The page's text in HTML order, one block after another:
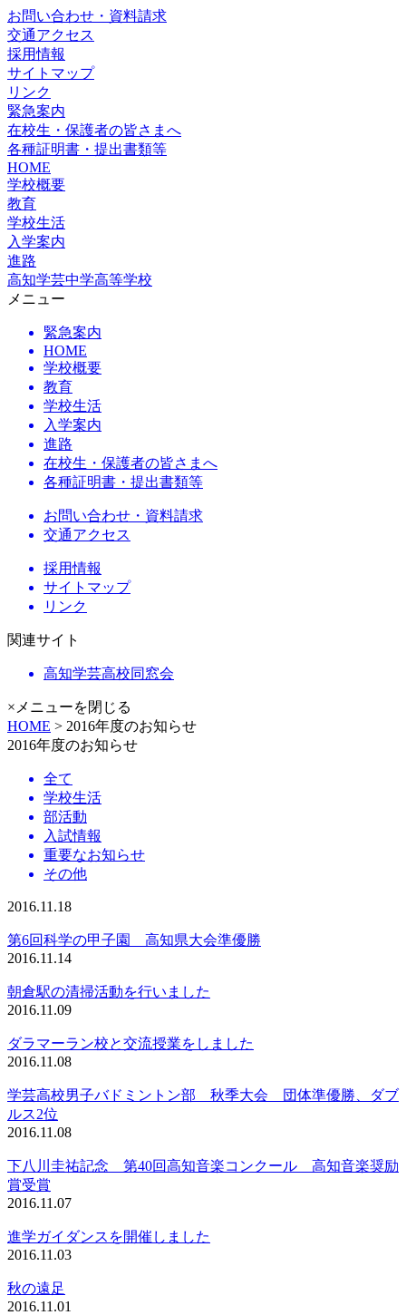
お問い合わせ・資料請求
交通アクセス
採用情報
サイトマップ
リンク
緊急案内
在校生・保護者の皆さまへ
各種証明書・提出書類等
HOME
学校概要
教育
学校生活
入学案内
進路
高知学芸中学高等学校
メニュー
緊急案内
HOME
学校概要
教育
学校生活
入学案内
進路
在校生・保護者の皆さまへ
各種証明書・提出書類等
お問い合わせ・資料請求
交通アクセス
採用情報
サイトマップ
リンク
関連サイト
高知学芸高校同窓会
×メニューを閉じる
HOME > 2016年度のお知らせ
2016年度のお知らせ
全て
学校生活
部活動
入試情報
重要なお知らせ
その他
2016.11.18
第6回科学の甲子園 高知県大会準優勝
2016.11.14
朝倉駅の清掃活動を行いました
2016.11.09
ダラマーラン校と交流授業をしました
2016.11.08
学芸高校男子バドミントン部 秋季大会 団体準優勝、ダブ
ルス2位
2016.11.08
下八川圭祐記念 第40回高知音楽コンクール 高知音楽奨励
賞受賞
2016.11.07
進学ガイダンスを開催しました
2016.11.03
秋の遠足
2016.11.01